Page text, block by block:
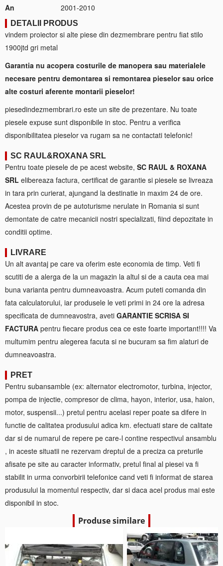
An
2001-2010
DETALII PRODUS
vindem proiector si alte piese din dezmembrare pentru fiat stilo
1900jtd gri metal
Garantia nu acopera costurile de manopera sau materialele
necesare pentru demontarea si remontarea pieselor sau orice
alte costuri aferente montarii pieselor!
piesedindezmembrari.ro este un site de prezentare. Nu toate
piesele expuse sunt disponibile in stoc. Pentru a verifica
disponibilitatea pieselor va rugam sa ne contactati telefonic!
SC RAUL&ROXANA SRL
Pentru toate piesele de pe acest website, SC RAUL & ROXANA
SRL elibereaza factura, certificat de garantie si piesele se livreaza
in tara prin curierat, ajungand la destinatie in maxim 24 de ore.
Acestea provin de pe autoturisme nerulate in Romania si sunt
demontate de catre mecanicii nostri specializati, fiind depozitate in
conditii optime.
LIVRARE
Un alt avantaj pe care va oferim este economia de timp. Veti fi
scutiti de a alerga de la un magazin la altul si de a cauta cea mai
buna varianta pentru dumneavoastra. Acum puteti comanda din
fata calculatorului, iar produsele le veti primi in 24 ore la adresa
specificata de dumneavostra, aveti GARANTIE SCRISA SI
FACTURA pentru fiecare produs cea ce este foarte important!!!! Va
multumim pentru alegerea facuta si ne bucuram sa fim alaturi de
dumneavoastra.
PRET
Pentru subansamble (ex: alternator electromotor, turbina, injector,
pompa de injectie, compresor de clima, hayon, interior, usa, haion,
motor, suspensii...) pretul pentru acelasi reper poate sa difere in
functie de calitatea produsului adica km. efectuati stare de calitate
dar si de numarul de repere pe care-l contine respectivul ansamblu
, in aceste situatii ne rezervam dreptul de a preciza ca preturile
afisate pe site au caracter informativ, pretul final al piesei va fi
stabilit in urma convorbirii telefonice cand veti fi informat de starea
produsului la momentul respectiv, dar si daca acel produs mai este
disponibil in stoc.
Produse similare